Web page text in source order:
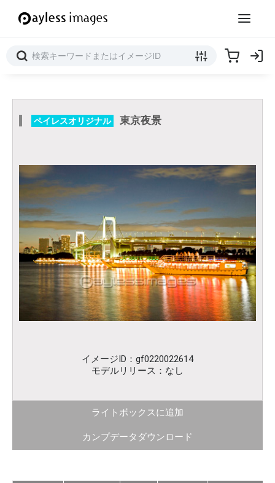
ペイレスオリジナル 東京夜景
イメージID：gf0220022614
モデルリリース：なし
ライトボックスに追加
カンプデータダウンロード